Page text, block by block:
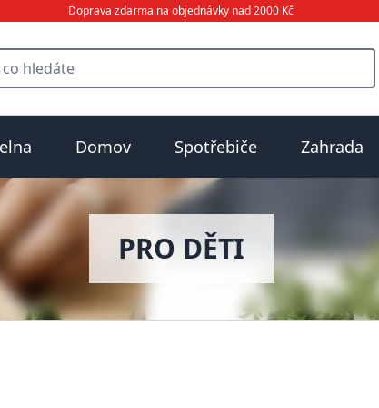
Doprava zdarma na objednávky nad 2000 Kč
Domov Spotřebiče Zahrada
PRO DĚTI